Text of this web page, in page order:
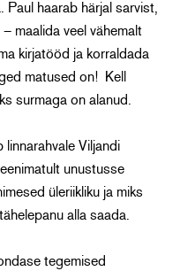
haarab härjal sarvist,
maalida veel vähemalt
kirjatööd ja korraldada
matused on! Kell
surmaga on alanud.
linnarahvale Viljandi
unustusse
üleriikliku ja miks
alla saada.
tegemised